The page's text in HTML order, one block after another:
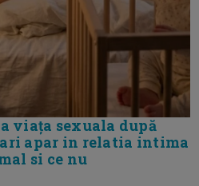
viața sexuala după
apar in relatia intima
si ce nu